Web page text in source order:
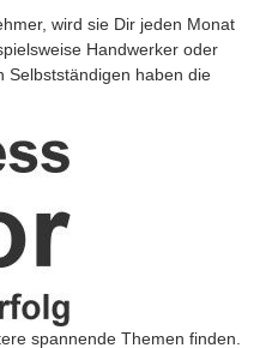
wird sie Dir jeden Monat
Handwerker oder
Selbstständigen haben die
spannende Themen finden.